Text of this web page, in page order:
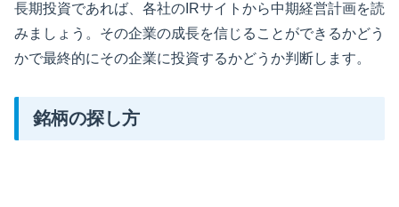
長期投資であれば、各社のIRサイトから中期経営計画を読
みましょう。その企業の成長を信じることができるかどう
かで最終的にその企業に投資するかどうか判断します。
銘柄の探し方